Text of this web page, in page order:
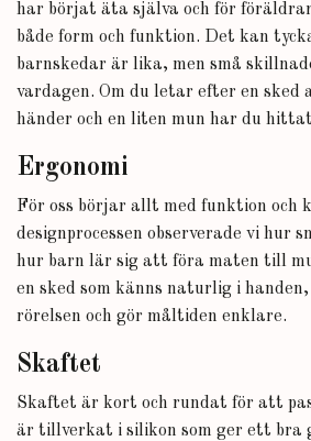
har börjat äta själva och för
både form och funktion. Det kan
barnskedar är lika, men små
vardagen. Om du letar efter en sked
händer och en liten mun har du
Ergonomi
För oss börjar allt med funktion och
designprocessen observerade vi hur
hur barn lär sig att föra maten till
en sked som känns naturlig i
rörelsen och gör måltiden enklare.
Skaftet
Skaftet är kort och rundat för att
är tillverkat i silikon som ger ett bra